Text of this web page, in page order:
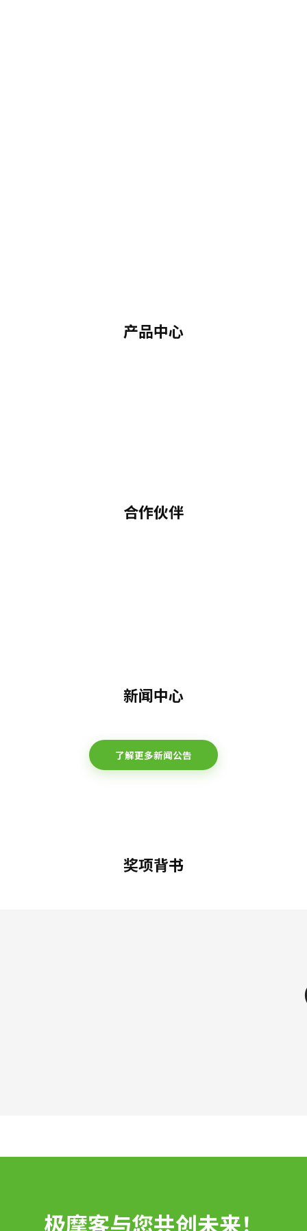
产品中心
合作伙伴
新闻中心
了解更多新闻公告
奖项背书
极摩客与您共创未来！